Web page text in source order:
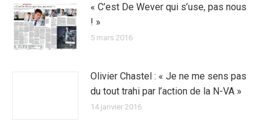
« C’est De Wever qui s’use, pas nous
! »
5 mars 2016
Olivier Chastel : « Je ne me sens pas
du tout trahi par l’action de la N-VA »
14 janvier 2016